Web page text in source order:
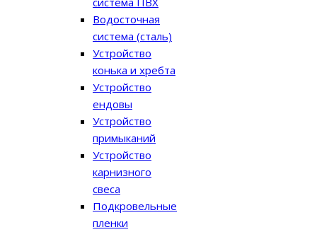
Водосточная
система (сталь)
Устройство
конька и хребта
Устройство
ендовы
Устройство
примыканий
Устройство
карнизного
свеса
Подкровельные
пленки